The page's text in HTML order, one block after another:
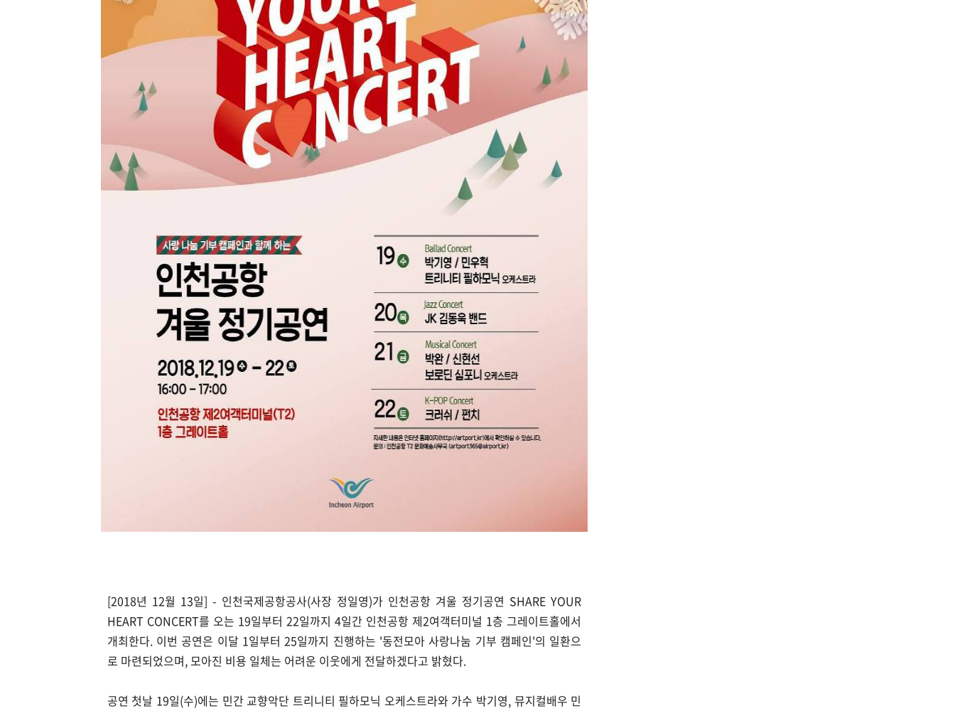
[2018년 12월 13일] - 인천국제공항공사(사장 정일영)가 인천공항 겨울 정기공연 SHARE YOUR
HEART CONCERT를 오는 19일부터 22일까지 4일간 인천공항 제2여객터미널 1층 그레이트홀에서
개최한다. 이번 공연은 이달 1일부터 25일까지 진행하는 '동전모아 사랑나눔 기부 캠페인'의 일환으
로 마련되었으며, 모아진 비용 일체는 어려운 이웃에게 전달하겠다고 밝혔다.
공연 첫날 19일(수)에는 민간 교향악단 트리니티 필하모닉 오케스트라와 가수 박기영, 뮤지컬배우 민